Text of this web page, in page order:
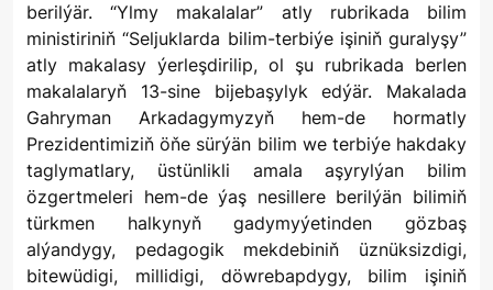
berilýär. “Ylmy makalalar” atly rubrikada bilim
ministiriniň “Seljuklarda bilim-terbiýe işiniň guralyşy”
atly makalasy ýerleşdirilip, ol şu rubrikada berlen
makalalaryň 13-sine bijebaşylyk edýär. Makalada
Gahryman Arkadagymyzyň hem-de hormatly
Prezidentimiziň öňe sürýän bilim we terbiýe hakdaky
taglymatlary, üstünlikli amala aşyrylýan bilim
özgertmeleri hem-de ýaş nesillere berilýän bilimiň
türkmen halkynyň gadymyýetinden gözbaş
alýandygy, pedagogik mekdebiniň üznüksizdigi,
bitewüdigi, millidigi, döwrebapdygy, bilim işiniň